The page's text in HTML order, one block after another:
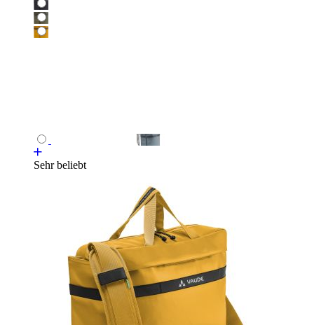
Sehr beliebt